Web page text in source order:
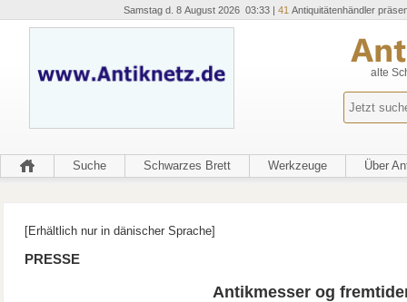
Samstag d. 8 August 2026 03:33 | 41 Antiquitätenhändler
alte
Suche Schwarzes Brett Werkzeuge Über
[Erhältlich nur in dänischer Sprache]
PRESSE
Antikmesser og